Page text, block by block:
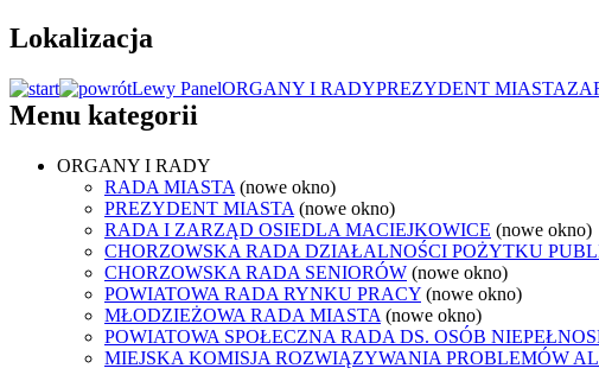
Lokalizacja
Lewy PanelORGANY I RADYPREZYDENT MIASTA
Menu kategorii
ORGANY I RADY
RADA MIASTA (nowe okno)
PREZYDENT MIASTA (nowe okno)
RADA I ZARZĄD OSIEDLA MACIEJKOWICE (nowe okno)
CHORZOWSKA RADA DZIAŁALNOŚCI POŻYTKU
CHORZOWSKA RADA SENIORÓW (nowe okno)
POWIATOWA RADA RYNKU PRACY (nowe okno)
MŁODZIEŻOWA RADA MIASTA (nowe okno)
POWIATOWA SPOŁECZNA RADA DS. OSÓB
MIEJSKA KOMISJA ROZWIĄZYWANIA PROBLEMÓW